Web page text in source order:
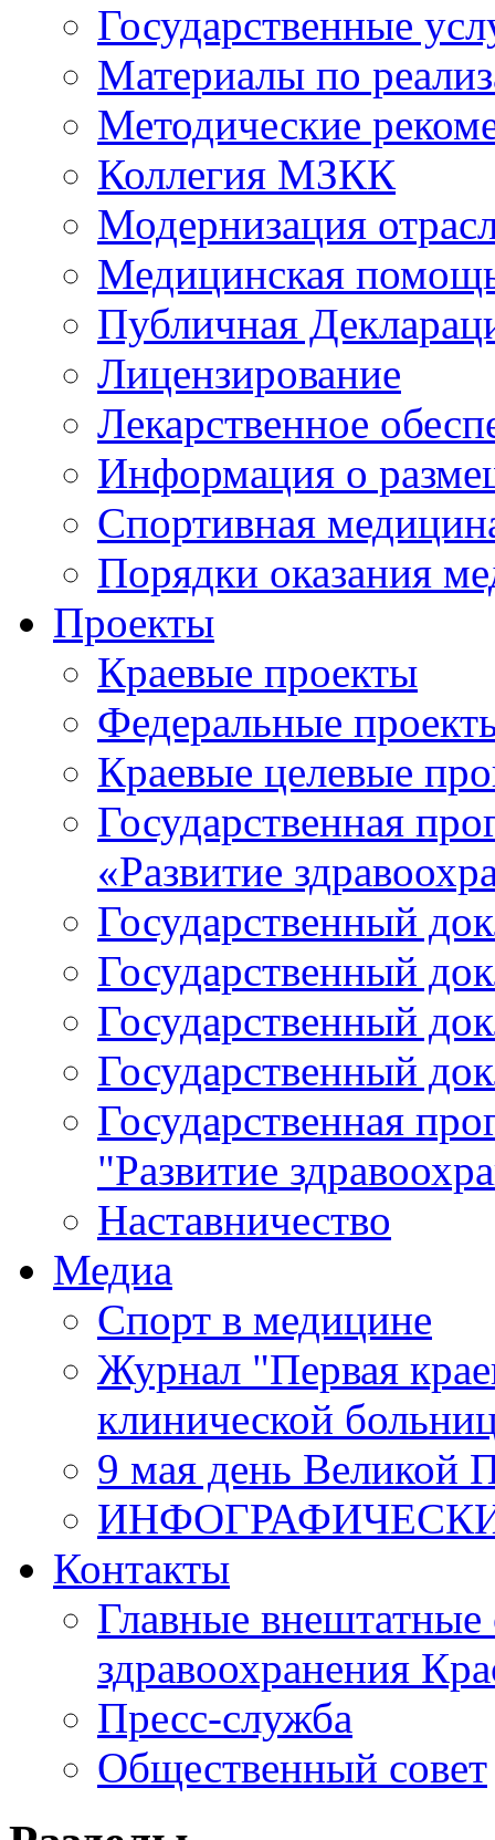
Государственные
Материалы по
Методические
Коллегия МЗКК
Модернизация
Медицинская
Публичная
Лицензирование
Лекарственное
Информация о
Спортивная
Порядки оказания
Проекты
Краевые проекты
Федеральные
Краевые целевые
Государственная
«Развитие
Государственный
Государственный
Государственный
Государственный
Государственная
"Развитие
Наставничество
Медиа
Спорт в медицине
Журнал "Первая
клинической
9 мая день Великой
Контакты
Главные внештатные
здравоохранения
Пресс-служба
Общественный совет